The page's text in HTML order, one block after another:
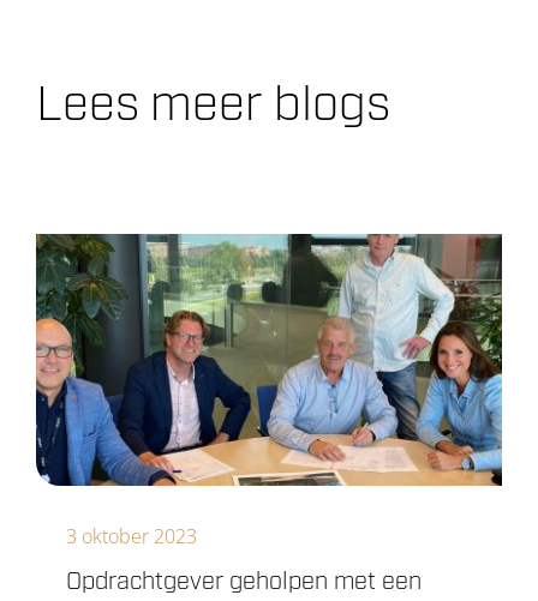
Lees meer blogs
Opdrachtgever geholpen met een
3 oktober 2023